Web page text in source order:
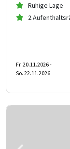
Ruhige Lage
2
Fr. 20.11.2026 -
So. 22.11.2026